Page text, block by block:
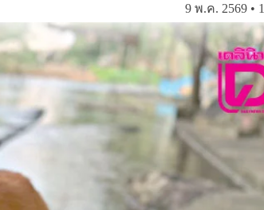
9 พ.ค. 2569 •